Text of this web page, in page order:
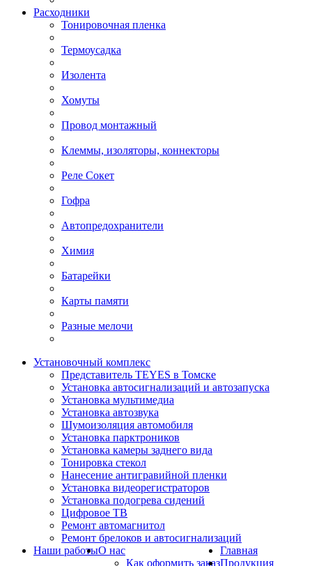
Расходники
Тонировочная пленка
Термоусадка
Изолента
Хомуты
Провод монтажный
Клеммы, изоляторы, коннекторы
Реле Сокет
Гофра
Автопредохранители
Химия
Батарейки
Карты памяти
Разные мелочи
Установочный комплекс
Представитель TEYES в Томске
Установка автосигнализаций и автозапуска
Установка мультимедиа
Установка автозвука
Шумоизоляция автомобиля
Установка парктроников
Установка камеры заднего вида
Тонировка стекол
Нанесение антигравийной пленки
Установка видеорегистраторов
Установка подогрева сидений
Цифровое ТВ
Ремонт автомагнитол
Ремонт брелоков и автосигнализаций
Наши работыО нас
Как оформить заказ
Главная
Продукция